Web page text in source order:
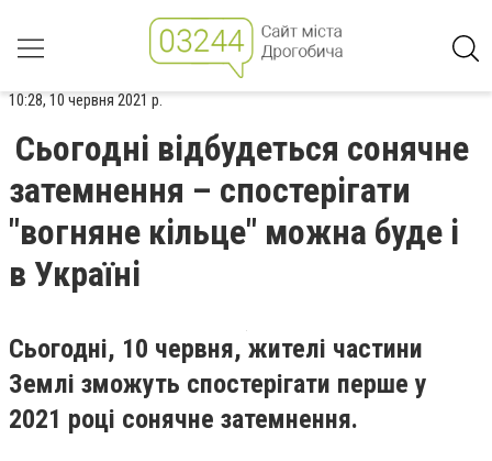
10:28, 10 червня 2021 р.
Сьогодні відбудеться сонячне
затемнення – спостерігати
"вогняне кільце" можна буде і
в Україні
Сьогодні, 10 червня, жителі частини
Землі зможуть спостерігати перше у
2021 році сонячне затемнення.